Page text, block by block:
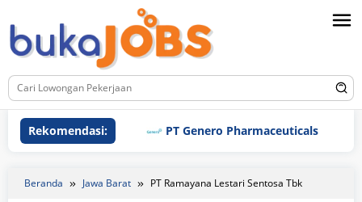
ke
konten
Rekomendasi: PT Genero Pharmaceuticals
Beranda Jawa Barat PT Ramayana Lestari Sentosa Tbk